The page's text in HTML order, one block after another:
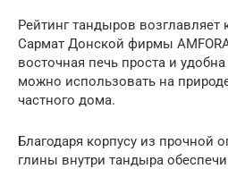
Рейтинг тандыров возглавляет
Сармат Донской фирмы
восточная печь проста и
можно использовать на
частного дома.
Благодаря корпусу из прочной
глины внутри тандыра